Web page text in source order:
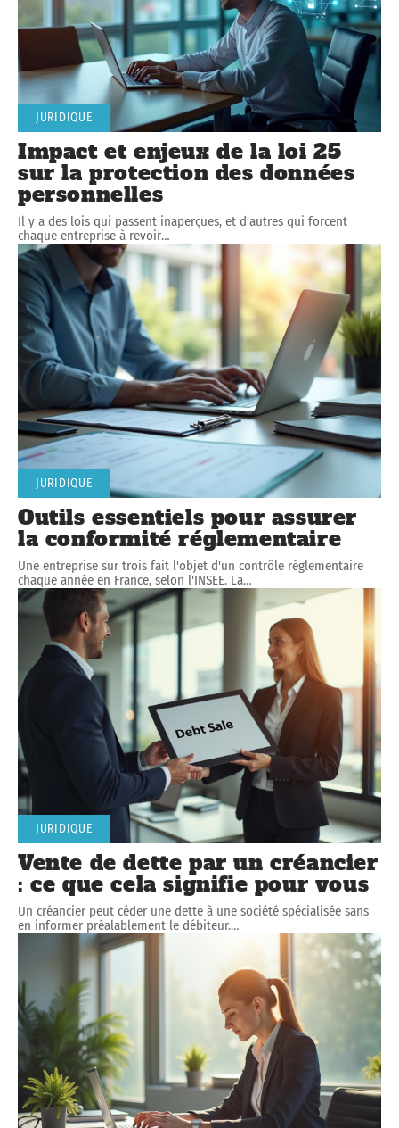
JURIDIQUE
Impact et enjeux de la loi 25
sur la protection des données
personnelles
Il y a des lois qui passent inaperçues, et d'autres qui forcent
chaque entreprise à revoir…
JURIDIQUE
Outils essentiels pour assurer
la conformité réglementaire
Une entreprise sur trois fait l'objet d'un contrôle réglementaire
chaque année en France, selon l'INSEE. La…
JURIDIQUE
Vente de dette par un créancier
: ce que cela signifie pour vous
Un créancier peut céder une dette à une société spécialisée sans
en informer préalablement le débiteur.…